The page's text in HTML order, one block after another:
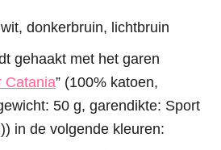
donkerbruin, lichtbruin
gehaakt met het garen
Catania” (100% katoen,
50 g, garendikte: Sport
in de volgende kleuren: